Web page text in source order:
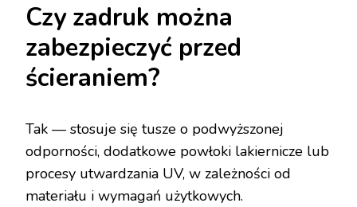
Czy zadruk można
zabezpieczyć przed
ścieraniem?
Tak — stosuje się tusze o podwyższonej
odporności, dodatkowe powłoki lakiernicze lub
procesy utwardzania UV, w zależności od
materiału i wymagań użytkowych.